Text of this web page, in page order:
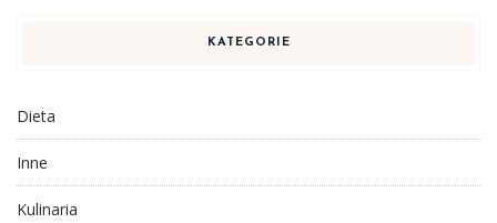
KATEGORIE
Dieta
Inne
Kulinaria